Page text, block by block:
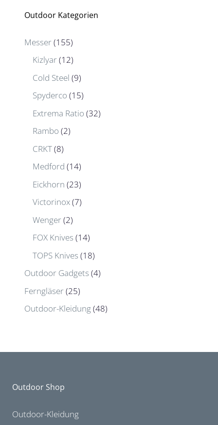
Outdoor Kategorien
Messer(155)
Kizlyar(12)
Cold Steel (9)
Spyderco (15)
Extrema Ratio (32)
Rambo (2)
CRKT(8)
Medford (14)
Eickhorn (23)
Victorinox(7)
Wenger(2)
FOX Knives (14)
TOPS Knives (18)
Outdoor Gadgets (4)
Ferngläser(25)
Outdoor-Kleidung(48)
Outdoor Shop
Outdoor-Kleidung